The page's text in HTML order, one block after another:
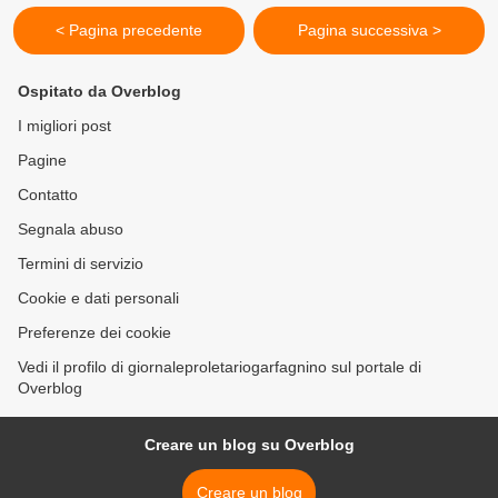
< Pagina precedente Pagina successiva >
Ospitato da Overblog
I migliori post
Pagine
Contatto
Segnala abuso
Termini di servizio
Cookie e dati personali
Preferenze dei cookie
Vedi il profilo di giornaleproletariogarfagnino sul portale di
Overblog
Creare un blog su Overblog
Creare un blog